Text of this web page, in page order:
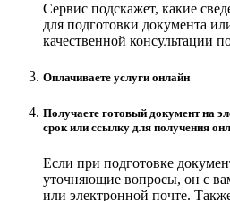
Сервис подскажет, какие
для подготовки документа
качественной консультации
Оплачиваете услуги онлайн
Получаете готовый документ на
срок или ссылку для получения
Если при подготовке
уточняющие вопросы, он с
или электронной почте.